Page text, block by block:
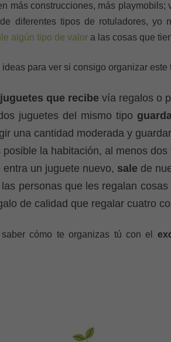
más construcciones, más playmobils;
diferentes tipos de rotuladores,
algún tipo de valor a las cosas que
para ver si consigo organizar este
juguetes que recibe vía regalos o
juguetes del mismo tipo
una cantidad moderada y
posible la habitación, al menos
entra un juguete nuevo, sale de
las personas que les regalan
de calidad que regalar cuatro
cómo te organizas tú con el